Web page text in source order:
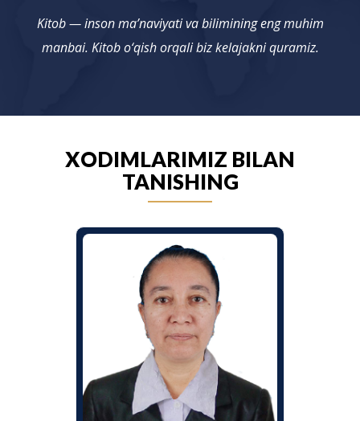
Kitob — inson ma’naviyati va bilimining eng muhim
manbai. Kitob o‘qish orqali biz kelajakni quramiz.
XODIMLARIMIZ BILAN
TANISHING